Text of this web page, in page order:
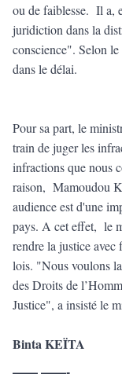
ou de faiblesse. Il a,
juridiction dans la
conscience". Selon
dans le délai.
Pour sa part, le
train de juger les
infractions que nous
raison, Mamoudou
audience est d'une
pays. A cet effet, le
rendre la justice avec
lois. "Nous voulons
des Droits de
Justice", a insisté le
Binta KEÏTA
—— ——-